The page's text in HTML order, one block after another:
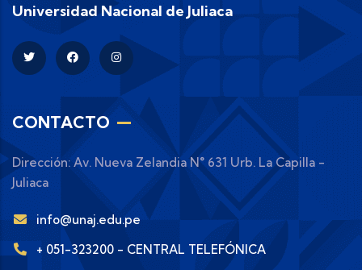
Universidad Nacional de Juliaca
CONTACTO
Dirección: Av. Nueva Zelandia N° 631 Urb. La Capilla -
Juliaca
info@unaj.edu.pe
+ 051-323200 - CENTRAL TELEFÓNICA